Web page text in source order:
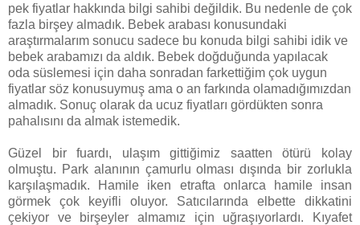
pek fiyatlar hakkında bilgi sahibi değildik. Bu nedenle de çok
fazla birşey almadık. Bebek arabası konusundaki
araştırmalarım sonucu sadece bu konuda bilgi sahibi idik ve
bebek arabamızı da aldık. Bebek doğduğunda yapılacak
oda süslemesi için daha sonradan farkettiğim çok uygun
fiyatlar söz konusuymuş ama o an farkında olamadığımızdan
almadık. Sonuç olarak da ucuz fiyatları gördükten sonra
pahalısını da almak istemedik.
Güzel bir fuardı, ulaşım gittiğimiz saatten ötürü kolay
olmuştu. Park alanının çamurlu olması dışında bir zorlukla
karşılaşmadık. Hamile iken etrafta onlarca hamile insan
görmek çok keyifli oluyor. Satıcılarında elbette dikkatini
çekiyor ve birşeyler almamız için uğraşıyorlardı. Kıyafet